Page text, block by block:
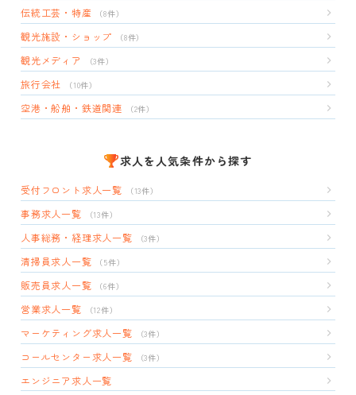
伝統工芸・特産 （8件）
観光施設・ショップ （8件）
観光メディア （3件）
旅行会社 （10件）
空港・船舶・鉄道関連 （2件）
求人を人気条件から探す
受付フロント求人一覧 （13件）
事務求人一覧 （13件）
人事総務・経理求人一覧 （3件）
清掃員求人一覧 （5件）
販売員求人一覧 （6件）
営業求人一覧 （12件）
マーケティング求人一覧 （3件）
コールセンター求人一覧 （3件）
エンジニア求人一覧